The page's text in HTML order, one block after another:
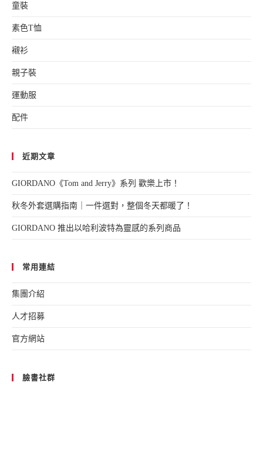
童裝
素色T恤
襯衫
親子裝
運動服
配件
近期文章
GIORDANO《Tom and Jerry》系列 歡樂上市！
秋冬外套選購指南｜一件選對，整個冬天都暖了！
GIORDANO 推出以哈利波特為靈感的系列商品
常用連結
集團介紹
人才招募
官方網站
臉書社群